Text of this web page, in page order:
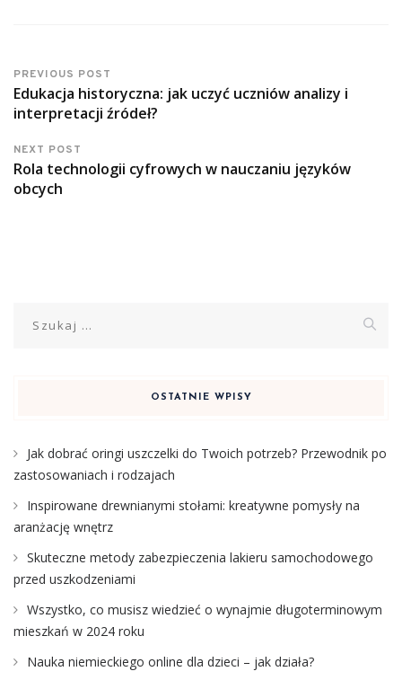
PREVIOUS POST
Edukacja historyczna: jak uczyć uczniów analizy i
interpretacji źródeł?
NEXT POST
Rola technologii cyfrowych w nauczaniu języków
obcych
OSTATNIE WPISY
Jak dobrać oringi uszczelki do Twoich potrzeb? Przewodnik po
zastosowaniach i rodzajach
Inspirowane drewnianymi stołami: kreatywne pomysły na
aranżację wnętrz
Skuteczne metody zabezpieczenia lakieru samochodowego
przed uszkodzeniami
Wszystko, co musisz wiedzieć o wynajmie długoterminowym
mieszkań w 2024 roku
Nauka niemieckiego online dla dzieci – jak działa?